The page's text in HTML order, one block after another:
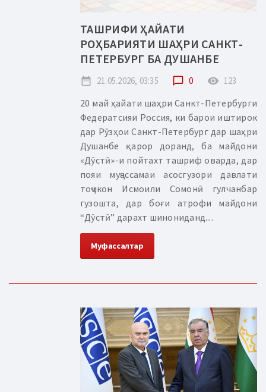
ТАШРИФИ ҲАЙАТИ
РОҲБАРИЯТИ ШАҲРИ САНКТ-
ПЕТЕРБУРГ БА ДУШАНБЕ
date_range 21.05.2026, 03:35 chat_bubble_outline 0 remove_red_eye 123
20 май ҳайати шаҳри Санкт-Петербурги
Федератсияи Россия, ки барои иштирок
дар Рӯзҳои Санкт-Петербург дар шаҳри
Душанбе қарор доранд, ба майдони
«Дӯстӣ»-и пойтахт ташриф оварда, дар
пояи муҷассамаи асосгузори давлати
тоҷикон Исмоили Сомонӣ гулчанбар
гузошта, дар боғи атрофи майдони
“Дӯстӣ” дарахт шинониданд....
Муфассалтар